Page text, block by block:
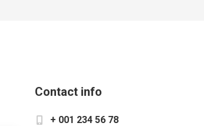
Contact info
+ 001 234 56 78